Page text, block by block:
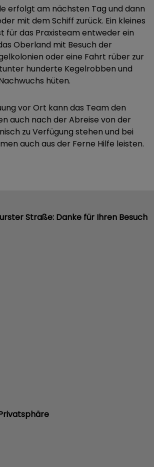
erfolgt am nächsten Tag und dann
mit dem Schiff zurück. Ein kleines
für das Praxisteam entweder ein
Oberland mit Besuch der
oder eine Fahrt rüber zur
hunderte Kegelrobben und
hüten.
vor Ort kann das Team den
auch nach der Abreise von der
zu Verfügung stehen und bei
auch aus der Ferne Hilfe leisten.
Straße: Danke für Ihren Besuch